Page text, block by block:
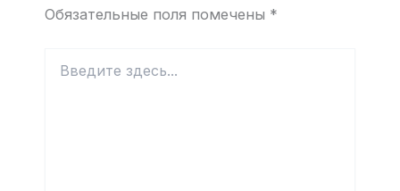
Обязательные поля помечены *
здесь...